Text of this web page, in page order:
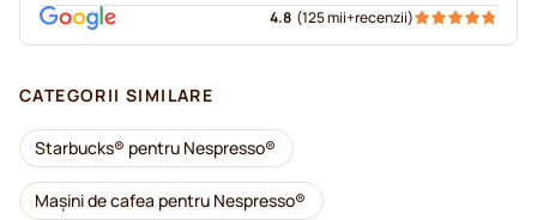
4.8 (125 mii+recenzii)
CATEGORII SIMILARE
Starbucks® pentru Nespresso®
Mașini de cafea pentru Nespresso®